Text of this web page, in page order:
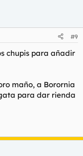
#9
chupis para añadir
maño, a Borornia
para dar rienda